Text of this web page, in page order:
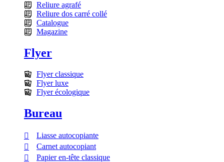
Reliure agrafé
Reliure dos carré collé
Catalogue
Magazine
Flyer
Flyer classique
Flyer luxe
Flyer écologique
Bureau
Liasse autocopiante
Carnet autocopiant
Papier en-tête classique